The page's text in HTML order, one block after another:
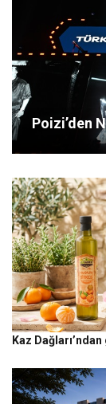
Poizi’den
Kaz